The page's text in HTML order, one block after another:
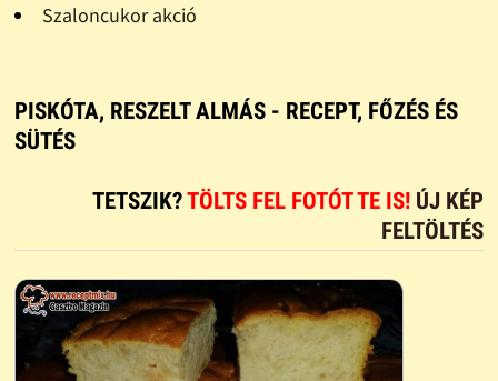
Szaloncukor akció
PISKÓTA, RESZELT ALMÁS - RECEPT, FŐZÉS ÉS
SÜTÉS
TETSZIK?TÖLTS FEL FOTÓT TE IS! ÚJ KÉP
FELTÖLTÉS